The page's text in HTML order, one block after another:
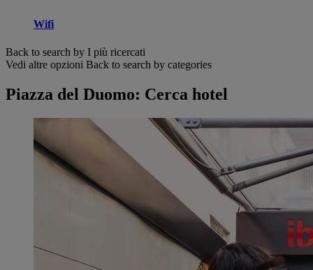
Wifi
Back to search by I più ricercati
Vedi altre opzioni Back to search by categories
Piazza del Duomo: Cerca hotel